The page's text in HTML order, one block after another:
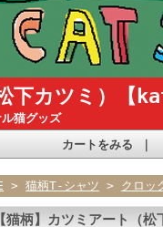
松下カツミ）
猫グッズ
カートをみる
> 猫柄T-シャツ > クロッ
【猫柄】カツミアート（